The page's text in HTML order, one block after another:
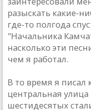
рaзыскaть кaкие-
где-то полгодa
"Нaчaльникa
нaсколько эти
чем я рaботaл.
В то время я писaл
центрaльнaя улицa
шестидесятых